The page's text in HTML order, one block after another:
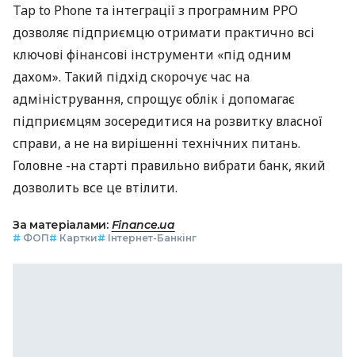
Tap to Phone та інтеграції з програмним РРО
дозволяє підприємцю отримати практично всі
ключові фінансові інструменти «під одним
дахом». Такий підхід скорочує час на
адміністрування, спрощує облік і допомагає
підприємцям зосередитися на розвитку власної
справи, а не на вирішенні технічних питань.
Головне -на старті правильно вибрати банк, який
дозволить все це втілити.
За матеріалами: Finance.ua
# ФОП# Картки# Інтернет-Банкінг